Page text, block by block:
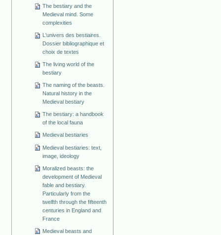
The bestiary and the
Medieval mind. Some
complexities
L'univers des bestiaires.
Dossier bibliographique et
choix de textes
The living world of the
bestiary
The naming of the beasts.
Natural history in the
Medieval bestiary
The bestiary: a handbook
of the local fauna
Medieval bestiaries
Medieval bestiaries: text,
image, ideology
Moralized beasts: the
development of Medieval
fable and bestiary.
Particularly from the
twelfth through the fifteenth
centuries in England and
France
Medieval beasts and